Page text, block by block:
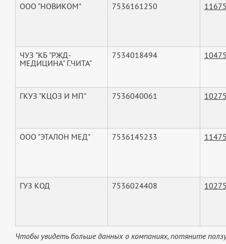
ООО "НОВИКОМ" 7536161250
ЧУЗ "КБ "РЖД-
МЕДИЦИНА" Г.ЧИТА"
7534018494
ГКУЗ "КЦОЗ И МП" 7536040061
ООО "ЭТАЛОН МЕД" 7536145233
ГУЗ КОД 7536024408
Чтобы увидеть больше данных о компаниях, потяните